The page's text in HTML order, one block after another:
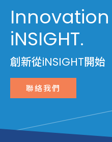
iNSIGHT.
創新從iNSIGHT開始
聯絡我們